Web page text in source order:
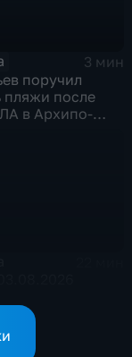
3 мин
поручил
пляжи после
в Архипо-